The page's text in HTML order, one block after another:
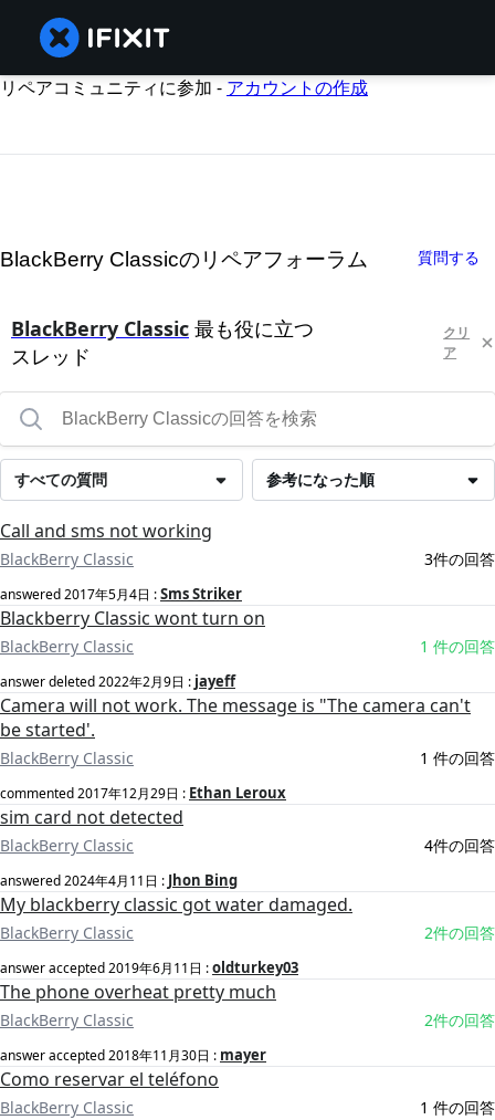
リペアコミュニティに参加 - アカウントの作成
BlackBerry Classicのリペアフォーラム 質問する
BlackBerry Classic 最も役に立つ
スレッド
クリ
ア
参考になった順
すべての質問
Call and sms not working
BlackBerry Classic 3件の回答
answered2017年5月4日 :Sms Striker
Blackberry Classic wont turn on
BlackBerry Classic 1 件の回答
answer deleted2022年2月9日 : jayeff
Camera will not work. The message is "The camera can't
be started'.
BlackBerry Classic 1 件の回答
commented2017年12月29日 : Ethan Leroux
sim card not detected
BlackBerry Classic 4件の回答
answered2024年4月11日 : Jhon Bing
My blackberry classic got water damaged.
BlackBerry Classic 2件の回答
answer accepted2019年6月11日 :oldturkey03
The phone overheat pretty much
BlackBerry Classic 2件の回答
answer accepted2018年11月30日 : mayer
Como reservar el teléfono
BlackBerry Classic 1 件の回答